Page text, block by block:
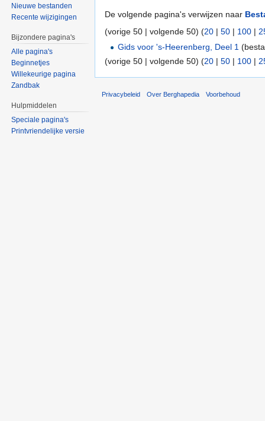
De volgende pagina's verwijzen naar
(vorige 50 | volgende 50) (20 | 50 | 100 |
Gids voor 's-Heerenberg, Deel 1
(vorige 50 | volgende 50) (20 | 50 | 100 |
Nieuwe bestanden
Recente wijzigingen
Bijzondere pagina's
Alle pagina's
Beginnetjes
Willekeurige pagina
Zandbak
Hulpmiddelen
Speciale pagina's
Printvriendelijke versie
Privacybeleid Over Berghapedia Voorbehoud